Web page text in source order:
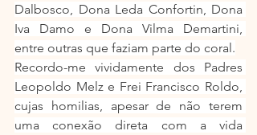
Dalbosco, Dona Leda Confortin, Dona
Iva Damo e Dona Vilma Demartini,
entre outras que faziam parte do coral.
Recordo-me vividamente dos Padres
Leopoldo Melz e Frei Francisco Roldo,
cujas homilias, apesar de não terem
uma conexão direta com a vida